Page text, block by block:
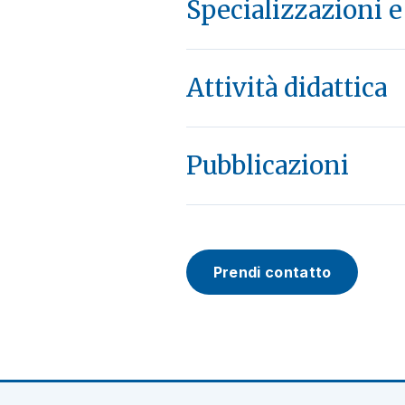
Specializzazioni
Attività didattica
Pubblicazioni
Prendi contatto